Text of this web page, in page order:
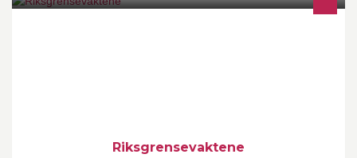
Riksgrensevaktene